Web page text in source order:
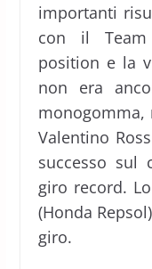
importanti
con il
position e la
non era
monogomma,
Valentino
successo sul
giro record.
(Honda
giro.